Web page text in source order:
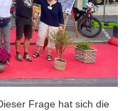
Frage hat sich die